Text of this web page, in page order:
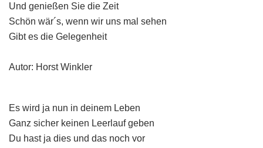
Und genießen Sie die Zeit
Schön wär´s, wenn wir uns mal sehen
Gibt es die Gelegenheit
Autor: Horst Winkler
Es wird ja nun in deinem Leben
Ganz sicher keinen Leerlauf geben
Du hast ja dies und das noch vor